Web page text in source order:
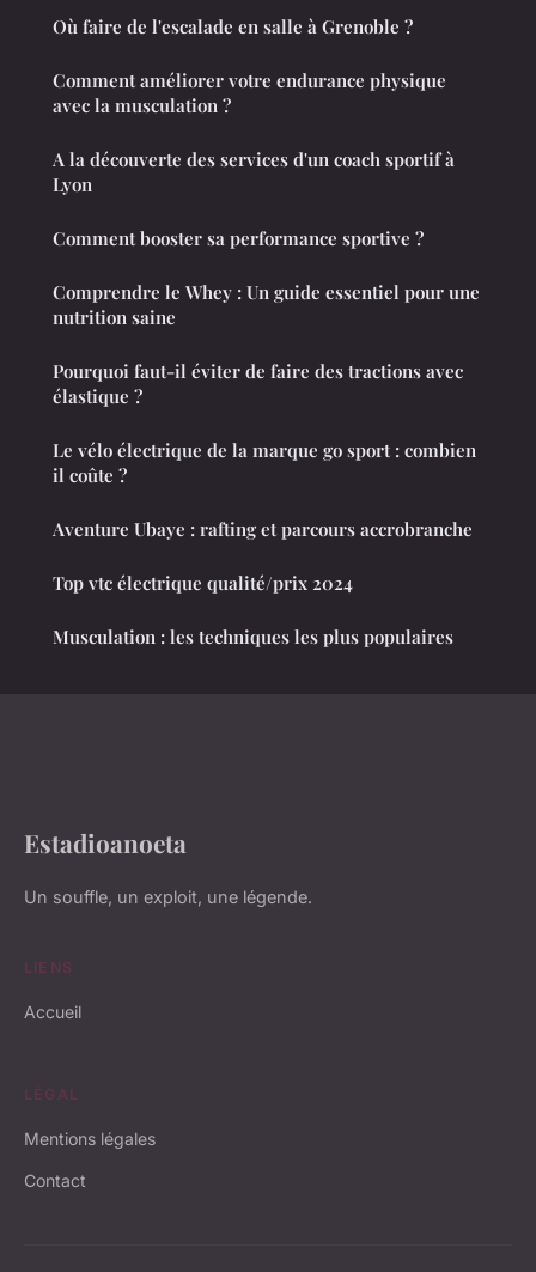
Où faire de l'escalade en salle à Grenoble ?
Comment améliorer votre endurance physique
avec la musculation ?
A la découverte des services d'un coach sportif à
Lyon
Comment booster sa performance sportive ?
Comprendre le Whey : Un guide essentiel pour une
nutrition saine
Pourquoi faut-il éviter de faire des tractions avec
élastique ?
Le vélo électrique de la marque go sport : combien
il coûte ?
Aventure Ubaye : rafting et parcours accrobranche
Top vtc électrique qualité/prix 2024
Musculation : les techniques les plus populaires
Estadioanoeta
Un souffle, un exploit, une légende.
LIENS
Accueil
LÉGAL
Mentions légales
Contact